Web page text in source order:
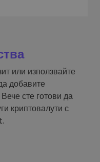
или използвайте
добавите
сте готови да
криптовалути с